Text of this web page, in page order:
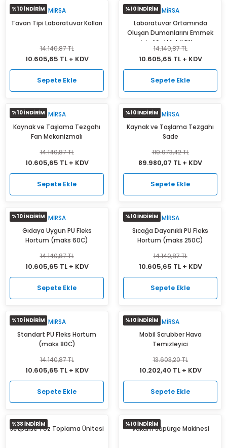
Isı Geri Kazanım Cihazları
Elektrostatik Filtreler
%10 İNDİRİM MIRSA
Tavan Tipi Laboratuvar Kolları
14.140,87 TL
10.605,65 TL + KDV
Sepete Ekle
%10 İNDİRİM MIRSA
Laboratuvar Ortamında
Oluşan Dumanlarını Emmek
için Mini Mobil Filtre
14.140,87 TL
10.605,65 TL + KDV
Sepete Ekle
%10 İNDİRİM MIRSA
Kaynak ve Taşlama Tezgahı
Fan Mekanizmalı
14.140,87 TL
10.605,65 TL + KDV
Sepete Ekle
%10 İNDİRİM MIRSA
Kaynak ve Taşlama Tezgahı
Sade
119.973,42 TL
89.980,07 TL + KDV
Sepete Ekle
%10 İNDİRİM MIRSA
Gıdaya Uygun PU Fleks
Hortum (maks 60C)
14.140,87 TL
10.605,65 TL + KDV
Sepete Ekle
%10 İNDİRİM MIRSA
Sıcağa Dayanıklı PU Fleks
Hortum (maks 250C)
14.140,87 TL
10.605,65 TL + KDV
Sepete Ekle
%10 İNDİRİM MIRSA
Standart PU Fleks Hortum
(maks 80C)
14.140,87 TL
10.605,65 TL + KDV
Sepete Ekle
%10 İNDİRİM MIRSA
Mobil Scrubber Hava
Temizleyici
13.603,20 TL
10.202,40 TL + KDV
Sepete Ekle
%38 İNDİRİM
Jetpulse Toz Toplama Ünitesi
%10 İNDİRİM
Vakum Süpürge Makinesi